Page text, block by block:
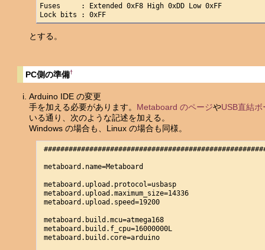
Fuses     : Extended 0xF8 High 0xDD Low 0xFF
Lock bits : 0xFF
とする。
PC側の準備†
Arduino IDE の変更
手を加える必要があります。 Metaboard のページやUSB直結
いる通り、次のような記述を加える。
Windows の場合も、Linux の場合も同様。
metaboard.name=Metaboard
metaboard.upload.protocol=usbasp
metaboard.upload.maximum_size=14336
metaboard.upload.speed=19200
metaboard.build.mcu=atmega168
metaboard.build.f_cpu=16000000L
metaboard.build.core=arduino